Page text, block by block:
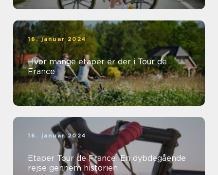
16. januar 2024
Hvor mange etaper er der i Tour de
France
16. januar 2024
Etaper Tour de France: En dybdegående
rejse gennem historien